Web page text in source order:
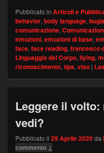
Pubblicato in Articoli e
behavior,body language,
comunicazione,
emozioni,emozioni di base,
face,face reading,francesco
Linguaggio del Corpo,liying,
riconoscimento,tips,viso |
Leggere il
vedi?
Pubblicato il 29 Aprile 2020da
commento ↓